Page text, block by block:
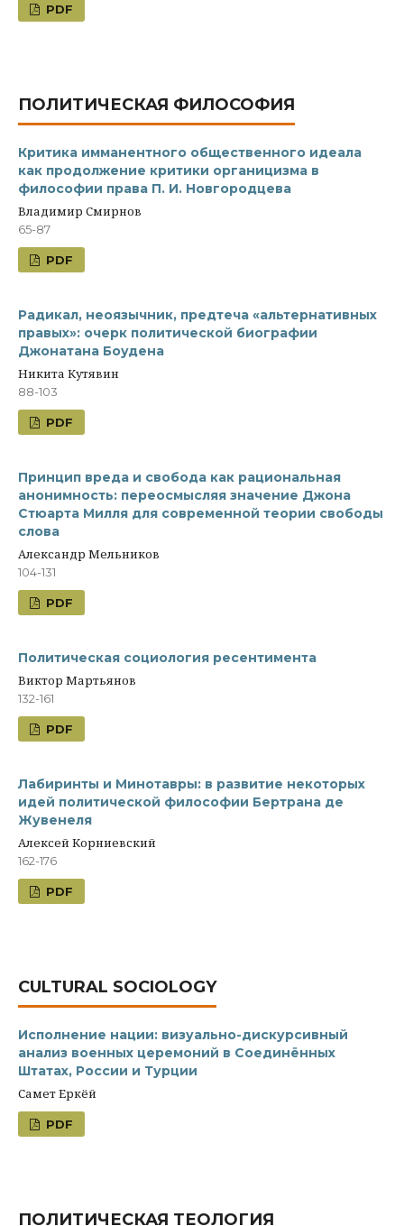
PDF
ПОЛИТИЧЕСКАЯ ФИЛОСОФИЯ
Критика имманентного общественного идеала
как продолжение критики органицизма в
философии права П. И. Новгородцева
Владимир Смирнов
65-87
PDF
Радикал, неоязычник, предтеча «альтернативных
правых»: очерк политической биографии
Джонатана Боудена
Никита Кутявин
88-103
PDF
Принцип вреда и свобода как рациональная
анонимность: переосмысляя значение Джона
Стюарта Милля для современной теории свободы
слова
Александр Мельников
104-131
PDF
Политическая социология ресентимента
Виктор Мартьянов
132-161
PDF
Лабиринты и Минотавры: в развитие некоторых
идей политической философии Бертрана де
Жувенеля
Алексей Корниевский
162-176
PDF
CULTURAL SOCIOLOGY
Исполнение нации: визуально-дискурсивный
анализ военных церемоний в Соединённых
Штатах, России и Турции
Самет Еркёй
PDF
ПОЛИТИЧЕСКАЯ ТЕОЛОГИЯ